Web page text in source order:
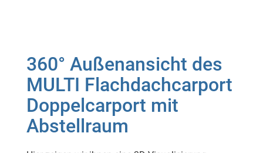
360° Außenansicht des
MULTI Flachdachcarport
Doppelcarport mit
Abstellraum